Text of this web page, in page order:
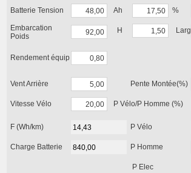
Batterie Tension Ah %
Embarcation
Poids
H Larg
Rendement équip
Vent Arrière Pente Montée(%)
Vitesse Vélo P Vélo/P Homme (%)
F (Wh/km) P Vélo
Charge Batterie P Homme
P Elec